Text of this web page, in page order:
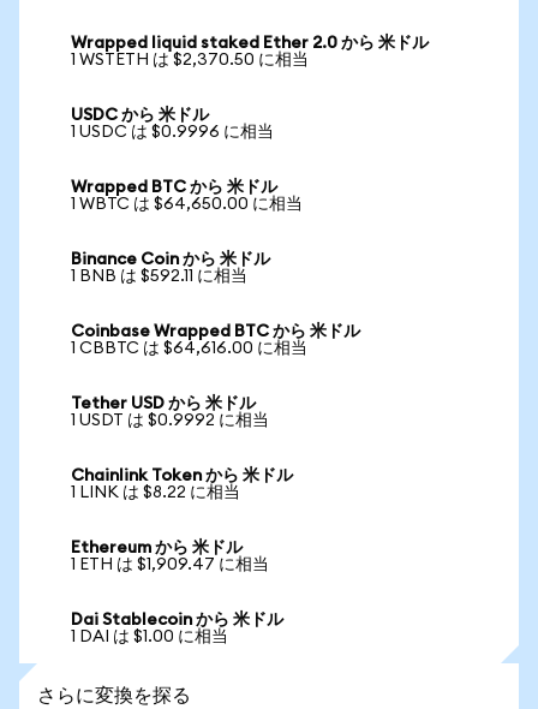
Wrapped liquid staked Ether 2.0 から 米ドル
1 WSTETH は $2,370.50 に相当
USDC から 米ドル
1 USDC は $0.9996 に相当
Wrapped BTC から 米ドル
1 WBTC は $64,650.00 に相当
Binance Coin から 米ドル
1 BNB は $592.11 に相当
Coinbase Wrapped BTC から 米ドル
1 CBBTC は $64,616.00 に相当
Tether USD から 米ドル
1 USDT は $0.9992 に相当
Chainlink Token から 米ドル
1 LINK は $8.22 に相当
Ethereum から 米ドル
1 ETH は $1,909.47 に相当
Dai Stablecoin から 米ドル
1 DAI は $1.00 に相当
さらに変換を探る